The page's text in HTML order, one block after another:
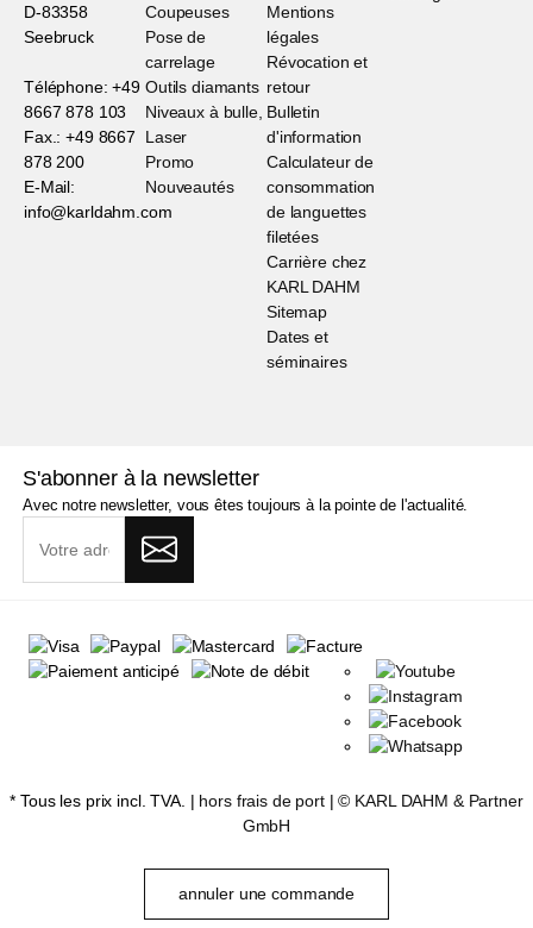
D-83358
Seebruck
Téléphone: +49
8667 878 103
Fax.: +49 8667
878 200
E-Mail:
info@karldahm.com
Coupeuses
Pose de
carrelage
Outils diamants
Niveaux à bulle,
Laser
Promo
Nouveautés
Mentions
légales
Révocation et
retour
Bulletin
d'information
Calculateur de
consommation
de languettes
filetées
Carrière chez
KARL DAHM
Sitemap
Dates et
séminaires
S'abonner à la newsletter
Avec notre newsletter, vous êtes toujours à la pointe de l'actualité.
* Tous les prix incl. TVA. | hors frais de port| © KARL DAHM & Partner
GmbH
annuler une commande